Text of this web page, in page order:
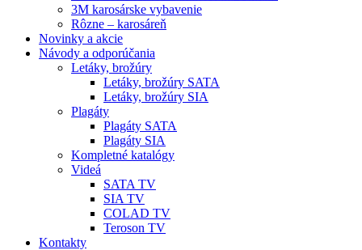
3M karosárske vybavenie
Rôzne – karosáreň
Novinky a akcie
Návody a odporúčania
Letáky, brožúry
Letáky, brožúry SATA
Letáky, brožúry SIA
Plagáty
Plagáty SATA
Plagáty SIA
Kompletné katalógy
Videá
SATA TV
SIA TV
COLAD TV
Teroson TV
Kontakty